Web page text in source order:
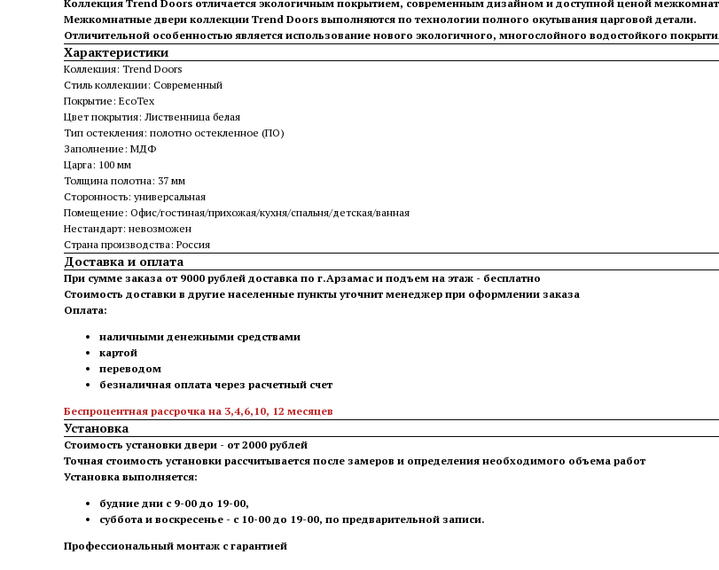
Коллекция Trend Doоrs отличается экологичным покрытием, современным дизайном и доступной ценой
Межкомнатные двери коллекции Trend Doоrs выполняются по технологии полного окутывания царговой детали.
Отличительной особенностью является использование нового экологичного, многослойного водостойкого
Характеристики
Коллекция: Trend Doors
Стиль коллекции: Современный
Покрытие: EcoTex
Цвет покрытия: Лиственница белая
Тип остекления: полотно остекленное (ПО)
Заполнение: МДФ
Царга: 100 мм
Толщина полотна: 37 мм
Сторонность: универсальная
Помещение: Офис/гостиная/прихожая/кухня/спальня/детская/ванная
Нестандарт: невозможен
Страна производства: Россия
Доставка и оплата
При сумме заказа от 9000 рублей доставка по г.Арзамас и подъем на этаж - бесплатно
Стоимость доставки в другие населенные пункты уточнит менеджер при оформлении заказа
Оплата:
наличными денежными средствами
картой
переводом
безналичная оплата через расчетный счет
Беспроцентная рассрочка на 3,4,6,10, 12 месяцев
Установка
Стоимость установки двери - от 2000 рублей
Точная стоимость установки рассчитывается после замеров и определения необходимого объема работ
Установка выполняется:
будние дни с 9-00 до 19-00,
суббота и воскресенье - с 10-00 до 19-00, по предварительной записи.
Профессиональный монтаж с гарантией